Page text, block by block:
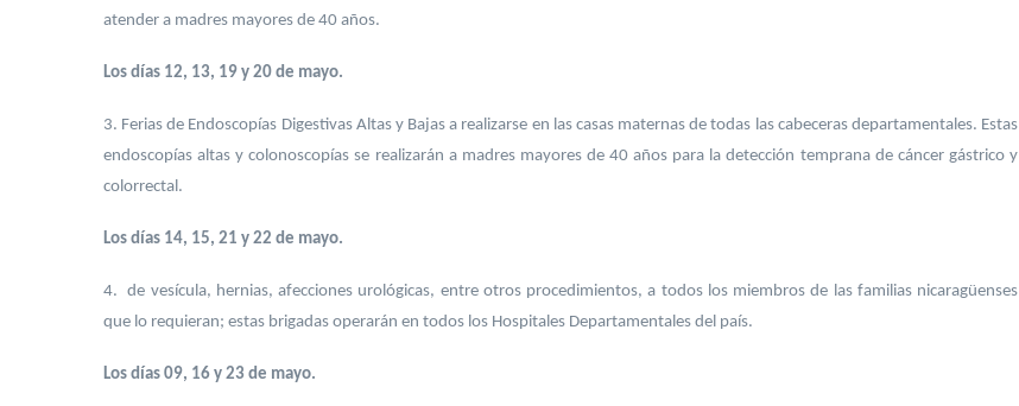
atender a madres mayores de 40 años.
Los días 12, 13, 19 y 20 de mayo.
3. Ferias de Endoscopías Digestivas Altas y Bajas a realizarse en las casas maternas de todas las cabeceras departamentales. Estas
endoscopías altas y colonoscopías se realizarán a madres mayores de 40 años para la detección temprana de cáncer gástrico y
colorrectal.
Los días 14, 15, 21 y 22 de mayo.
4. de vesícula, hernias, afecciones urológicas, entre otros procedimientos, a todos los miembros de las familias nicaragüenses
que lo requieran; estas brigadas operarán en todos los Hospitales Departamentales del país.
Los días 09, 16 y 23 de mayo.